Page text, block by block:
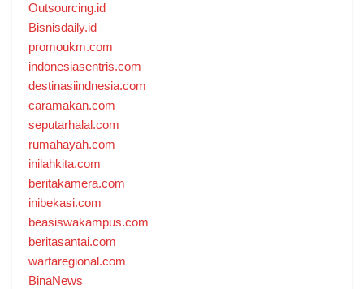
Outsourcing.id
Bisnisdaily.id
promoukm.com
indonesiasentris.com
destinasiindnesia.com
caramakan.com
seputarhalal.com
rumahayah.com
inilahkita.com
beritakamera.com
inibekasi.com
beasiswakampus.com
beritasantai.com
wartaregional.com
BinaNews